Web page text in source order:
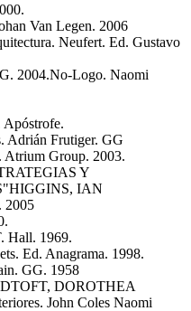
Van Legen. 2006
Neufert. Ed. Gustavo
2004.No-Logo. Naomi
Apóstrofe.
Adrián Frutiger. GG
Atrium Group. 2003.
Y
IAN
2005
Hall. 1969.
Ed. Anagrama. 1998.
GG. 1958
DOROTHEA
John Coles Naomi